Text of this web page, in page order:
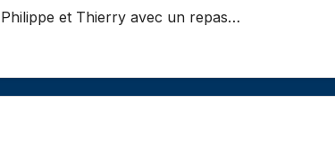
Philippe et Thierry avec un repas…